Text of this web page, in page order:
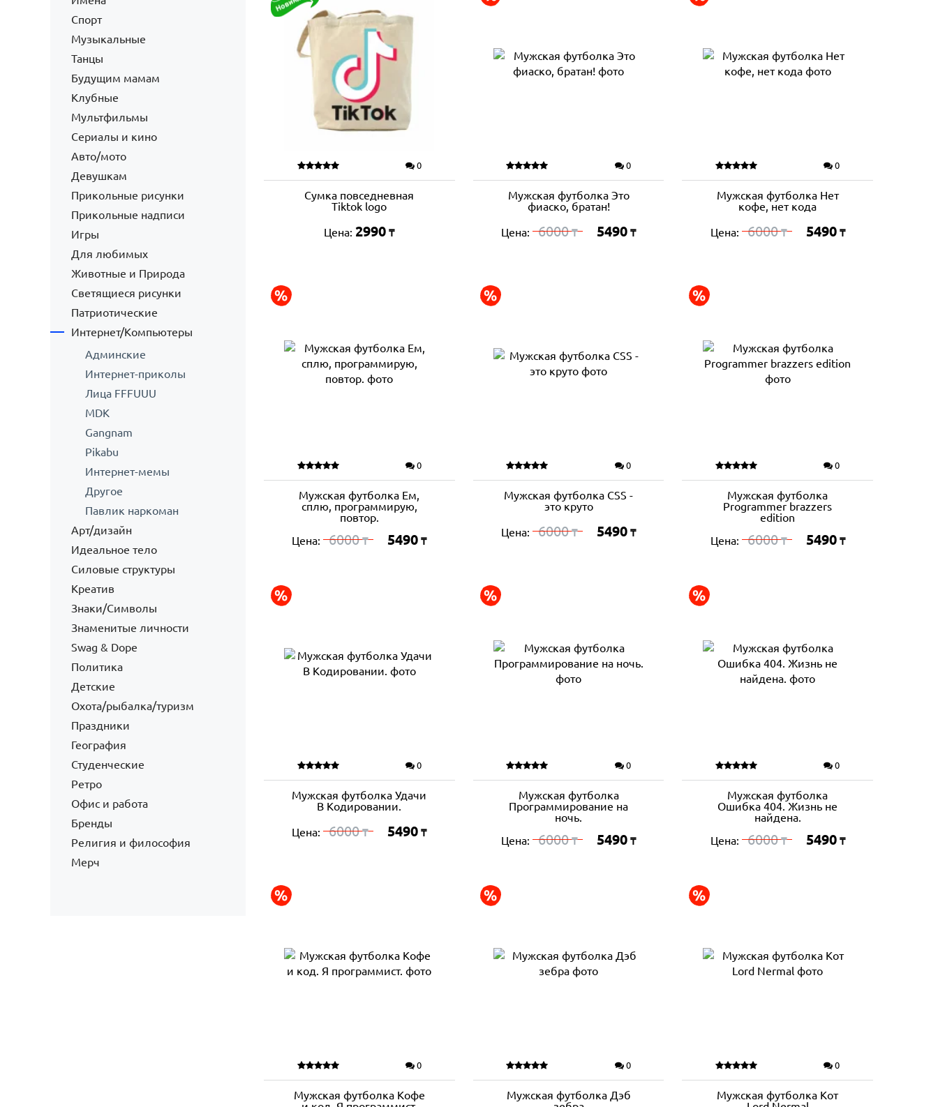
Спорт
Музыкальные
Танцы
Будущим мамам
Клубные
Мультфильмы
Сериалы и кино
Авто/мото
Девушкам
Прикольные рисунки
Прикольные надписи
Игры
Для любимых
Животные и Природа
Светящиеся рисунки
Патриотические
Интернет/Компьютеры
Админские
Интернет-приколы
Лица FFFUUU
MDK
Gangnam
Pikabu
Интернет-мемы
Другое
Павлик наркоман
Арт/дизайн
Идеальное тело
Силовые структуры
Креатив
Знаки/Символы
Знаменитые личности
Swag & Dope
Политика
Детские
Охота/рыбалка/туризм
Праздники
География
Студенческие
Ретро
Офис и работа
Бренды
Религия и философия
Мерч
0
Сумка повседневная
Tiktok logo
Цена: 2990 ₸
0
Мужская футболка Это
фиаско, братан!
Цена: 6000₸ 5490 ₸
0
Мужская футболка Нет
кофе, нет кода
Цена: 6000₸ 5490 ₸
0
Мужская футболка Ем,
сплю, программирую,
повтор.
Цена: 6000₸ 5490 ₸
0
Мужская футболка CSS -
это круто
Цена: 6000₸ 5490 ₸
0
Мужская футболка
Programmer brazzers
edition
Цена:
6000₸ 5490 ₸
0
Мужская футболка Удачи
В Кодировании.
Цена: 6000₸ 5490 ₸
0
Мужская футболка
Программирование на
ночь.
Цена: 6000₸ 5490 ₸
0
Мужская футболка
Ошибка 404. Жизнь не
найдена.
Цена:
6000₸ 5490 ₸
0
Мужская футболка Кофе
0
Мужская футболка Дэб
0
Мужская футболка Кот